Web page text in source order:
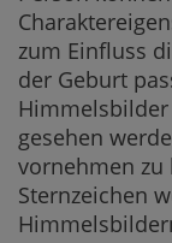
zum Einfluss
der Geburt
gesehen
vornehmen zu
Sternzeichen